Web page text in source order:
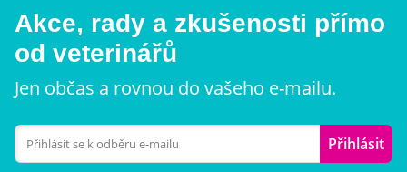
Akce, rady a zkušenosti přímo
od veterinářů
Jen občas a rovnou do vašeho e-mailu.
Přihlásit